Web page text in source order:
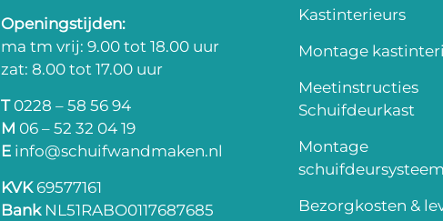
Openingstijden:
ma tm vrij: 9.00 tot 18.00 uur
zat: 8.00 tot 17.00 uur
T0228 – 58 56 94
M 06 – 52 32 04 19
E info@schuifwandmaken.nl
KVK69577161
BankNL51RABO0117687685
Kastinterieurs
Montage
Meetinstructies
Schuifdeurkast
Montage
Bezorgkosten &